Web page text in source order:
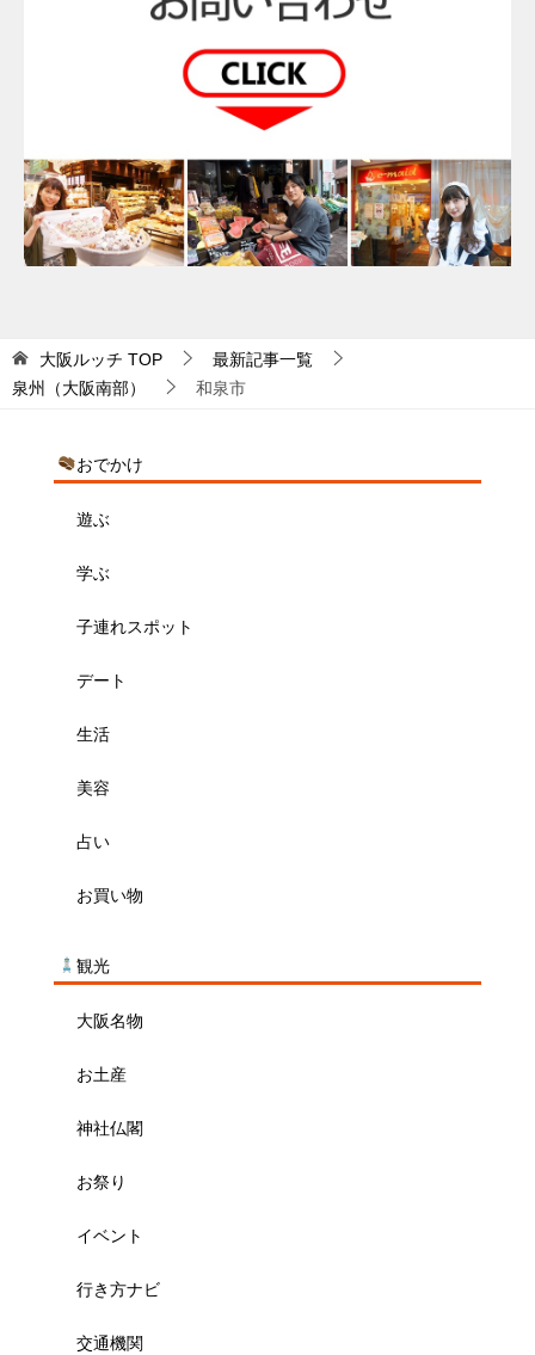
大阪ルッチ TOP
最新記事一覧
泉州（大阪南部）
和泉市
おでかけ
遊ぶ
学ぶ
子連れスポット
デート
生活
美容
占い
お買い物
観光
大阪名物
お土産
神社仏閣
お祭り
イベント
行き方ナビ
交通機関